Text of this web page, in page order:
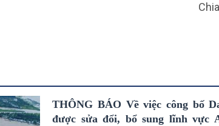
THÔNG BÁO Về việc công bố
được sửa đổi, bổ sung lĩnh vực